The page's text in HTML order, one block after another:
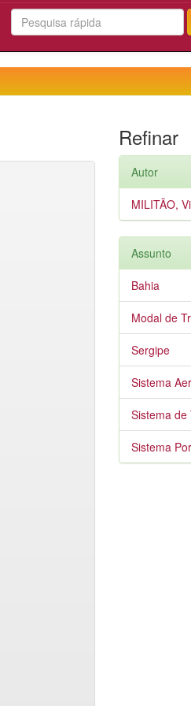
Refinar
Autor
MILITÃO,
Assunto
Bahia
Modal de
Sergipe
Sistema
Sistema de
Sistema